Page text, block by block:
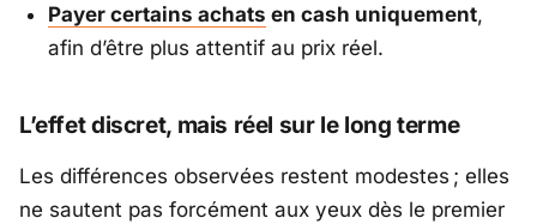
Payer certains achats en cash uniquement,
afin d’être plus attentif au prix réel.
L’effet discret, mais réel sur le long terme
Les différences observées restent modestes ; elles
ne sautent pas forcément aux yeux dès le premier